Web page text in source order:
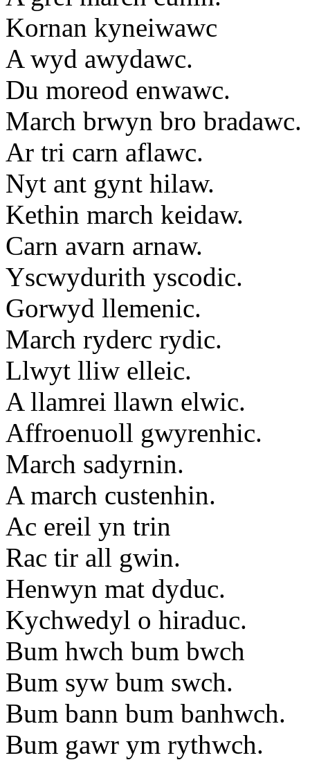
Kornan kyneiwawc
A wyd awydawc.
Du moreod enwawc.
March brwyn bro bradawc.
Ar tri carn aflawc.
Nyt ant gynt hilaw.
Kethin march keidaw.
Carn avarn arnaw.
Yscwydurith yscodic.
Gorwyd llemenic.
March ryderc rydic.
Llwyt lliw elleic.
A llamrei llawn elwic.
Affroenuoll gwyrenhic.
March sadyrnin.
A march custenhin.
Ac ereil yn trin
Rac tir all gwin.
Henwyn mat dyduc.
Kychwedyl o hiraduc.
Bum hwch bum bwch
Bum syw bum swch.
Bum bann bum banhwch.
Bum gawr ym rythwch.